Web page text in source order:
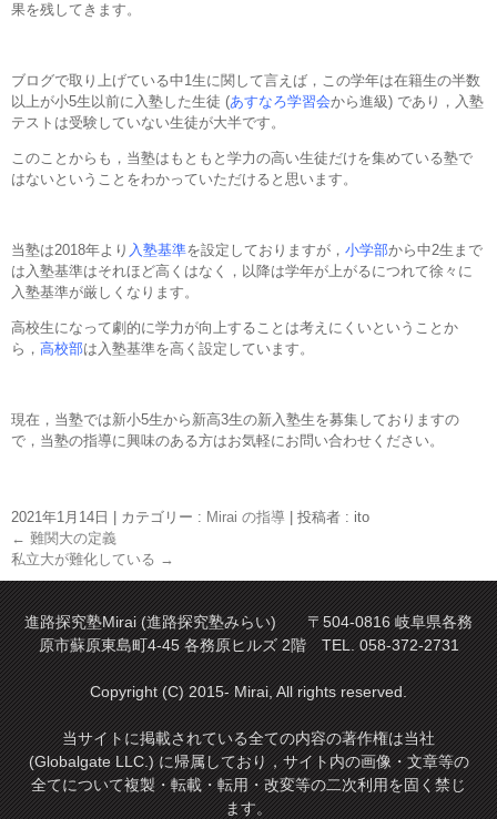
果を残してきます。
ブログで取り上げている中1生に関して言えば，この学年は在籍生の半数
以上が小5生以前に入塾した生徒 (あすなろ学習会から進級) であり，入塾
テストは受験していない生徒が大半です。
このことからも，当塾はもともと学力の高い生徒だけを集めている塾で
はないということをわかっていただけると思います。
当塾は2018年より 入塾基準を設定しておりますが， 小学部から中2生まで
は入塾基準はそれほど高くはなく，以降は学年が上がるにつれて徐々に
入塾基準が厳しくなります。
高校生になって劇的に学力が向上することは考えにくいということか
ら， 高校部は入塾基準を高く設定しています。
現在，当塾では新小5生から新高3生の新入塾生を募集しておりますの
で，当塾の指導に興味のある方はお気軽にお問い合わせください。
2021年1月14日 カテゴリー : Mirai の指導
投稿者 : ito
← 難関大の定義
私立大が難化している →
進路探究塾Mirai (進路探究塾みらい) 〒504-0816 岐阜県各務
原市蘇原東島町4-45 各務原ヒルズ 2階 TEL. 058-372-2731
Copyright (C) 2015- Mirai, All rights reserved.
当サイトに掲載されている全ての内容の著作権は当社
(Globalgate LLC.) に帰属しており，サイト内の画像・文章等の
全てについて複製・転載・転用・改変等の二次利用を固く禁じ
ます。